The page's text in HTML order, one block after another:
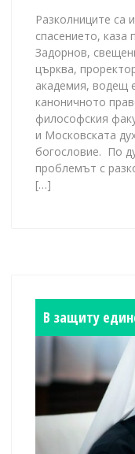
Разколниците са
спасението, каза
Задорнов,
църква,
академия, водещ
каноничното
философския
и Московската
богословие. По
проблемът с
[…]
В защиту